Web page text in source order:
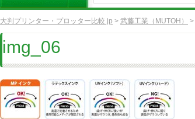
大判プリンター・プロッター比較.jp > 武藤工業（MUTOH） >
img_06